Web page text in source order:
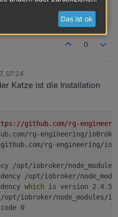
0
07:24
Katze ist die Installation
github.com/rg-
rg-engineering/
rg-engineering/
/opt/iobroker/
/opt/iobroker/
which is version 2.4.5
/opt/iobroker/
0
Das ist ok